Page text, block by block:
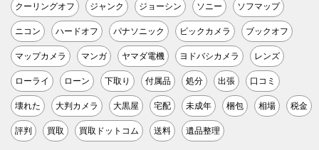
クーリングオフ ジャンク ジョーシン ソニー ソフマップ
ニコン ハードオフ パナソニック ビックカメラ ブックオフ
マップカメラ マンガ ヤマダ電機 ヨドバシカメラ レンズ
ローライ ローン 下取り 付属品 処分 出張 口コミ
壊れた 大判カメラ 大黒屋 宅配 未成年 梱包 相場 税金
評判 買取 買取ドットコム 送料 遺品整理